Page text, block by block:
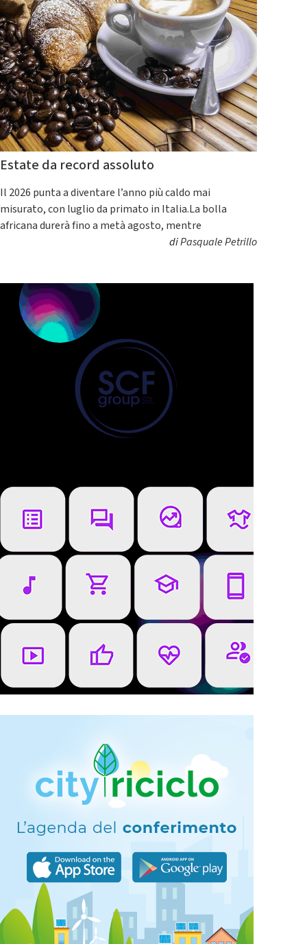
Estate da record assoluto
Il 2026 punta a diventare l’anno più caldo mai
misurato, con luglio da primato in Italia.La bolla
africana durerà fino a metà agosto, mentre
diPasquale Petrillo